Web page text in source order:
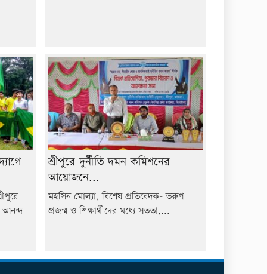
আনন্দ
শ্রীপুরে দুর্নীতি দমন কমিশনের
আয়োজনে...
মহসিন মোল্যা, বিশেষ প্রতিবেদক- তরুণ
প্রজন্ম ও শিক্ষার্থীদের মধ্যে সততা,...